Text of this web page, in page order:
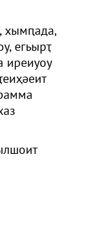
хымԥада,
егьырҭ
иреиуоу